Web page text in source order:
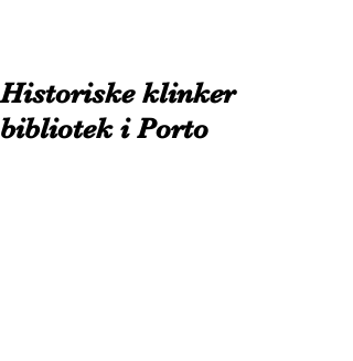
Historiske klinker
bibliotek i Porto